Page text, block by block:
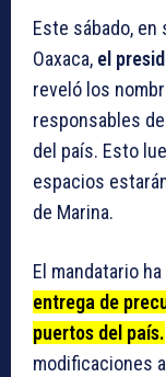
Este sábado, en
Oaxaca, el
reveló los
responsables
del país. Esto
espacios
de Marina.
El mandatario
entrega de
puertos del país.
modificaciones